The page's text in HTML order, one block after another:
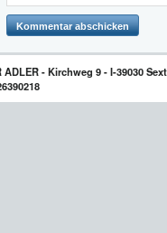
- Kirchweg 9 - I-39030